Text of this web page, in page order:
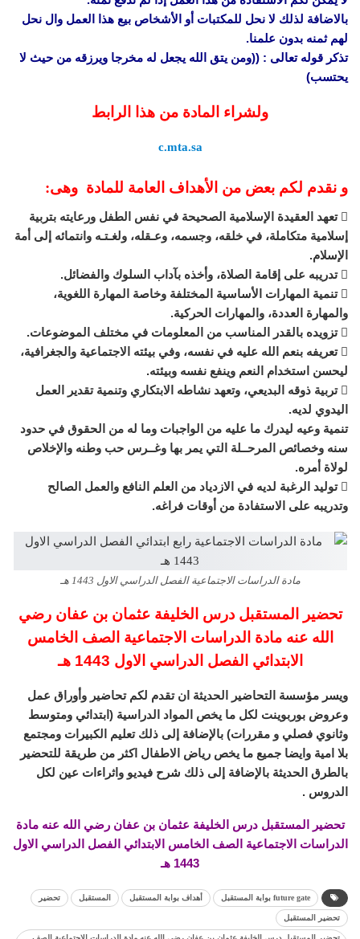
بالاضافة لذلك لا نحل للمكتبات أو الأشخاص بيع هذا العمل وال نحل
لهم ثمنه بدون علمنا.
تذكر قوله تعالى : ((ومن يتق الله يجعل له مخرجا ويرزقه من حيث لا
يحتسب)
ولشراء المادة من هذا الرابط
c.mta.sa
و نقدم لكم بعض من الأهداف العامة للمادة وهى:
 تعهد العقيدة الإسلامية الصحيحة في نفس الطفل ورعايته بتربية
إسلامية متكاملة، في خلقه، وجسمه، وعـقله، ولغـتـه وانتمائه إلى أمة
الإسلام.
 تدريبه على إقامة الصلاة، وأخذه بآداب السلوك والفضائل.
 تنمية المهارات الأساسية المختلفة وخاصة المهارة اللغوية،
والمهارة العددة، والمهارات الحركية.
 تزويده بالقدر المناسب من المعلومات في مختلف الموضوعات.
 تعريفه بنعم الله عليه في نفسه، وفي بيئته الاجتماعية والجغرافية،
ليحسن استخدام النعم وينفع نفسه وبيئته.
 تربية ذوقه البديعي، وتعهد نشاطه الابتكاري وتنمية تقدير العمل
اليدوي لديه.
تنمية وعيه ليدرك ما عليه من الواجبات وما له من الحقوق في حدود
سنه وخصائص المرحــلة التي يمر بها وغــرس حب وطنه والإخلاص
لولاة أمره.
 توليد الرغبة لديه في الازدياد من العلم النافع والعمل الصالح
وتدريبه على الاستفادة من أوقات فراغه.
مادة الدراسات الاجتماعية الفصل الدراسي الاول 1443 هـ
تحضير المستقبل درس الخليفة عثمان بن عفان رضي
الله عنه مادة الدراسات الاجتماعية الصف الخامس
الابتدائي الفصل الدراسي الاول 1443 هـ
ويسر مؤسسة التحاضير الحديثة ان تقدم لكم تحاضير وأوراق عمل
وعروض بوربوينت لكل ما يخص المواد الدراسية (ابتدائي ومتوسط
وثانوي فصلي و مقررات) بالإضافة إلى ذلك تعليم الكبيرات ومجتمع
بلا امية وايضا جميع ما يخص رياض الاطفال اكثر من طريقة للتحضير
بالطرق الحديثة بالإضافة إلى ذلك شرح فيديو واثراءات عين لكل
الدروس .
تحضير المستقبل درس الخليفة عثمان بن عفان رضي الله عنه مادة
الدراسات الاجتماعية الصف الخامس الابتدائي الفصل الدراسي الاول
1443 هـ
future gate بوابة المستقبل أهداف بوابة المستقبل المستقبل تحضير
تحضير المستقبل